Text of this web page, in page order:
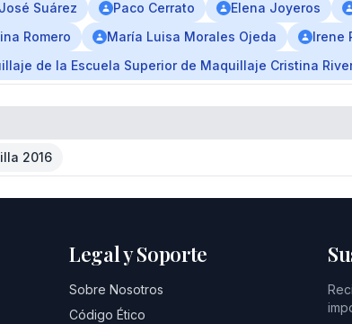
Suárez Paco Cerrato Elena Joyeros
Romero María Luisa Morales Ojeda
Irene
de la Escuela Superior de Maquillaje Cristina
2016
Legal y Soporte
Sobre Nosotros
Código Ético